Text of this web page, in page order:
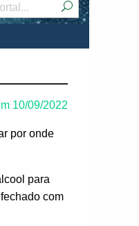
10/09/2022
por onde
para
com